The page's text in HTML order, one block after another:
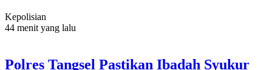
Kepolisian
44 menit yang lalu
Polres Tangsel Pastikan Ibadah Syukur